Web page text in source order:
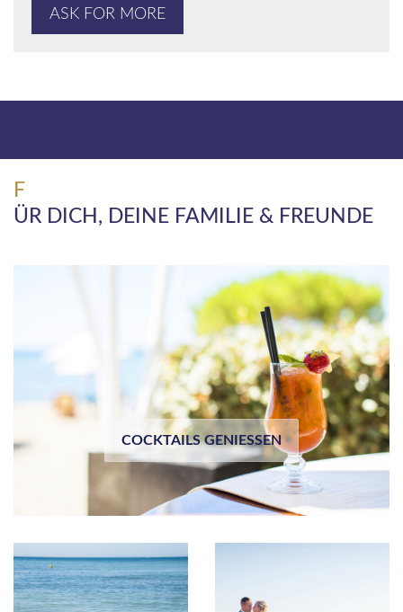
ASK FOR MORE
F
ÜR DICH, DEINE FAMILIE & FREUNDE
COCKTAILS GENIESSEN